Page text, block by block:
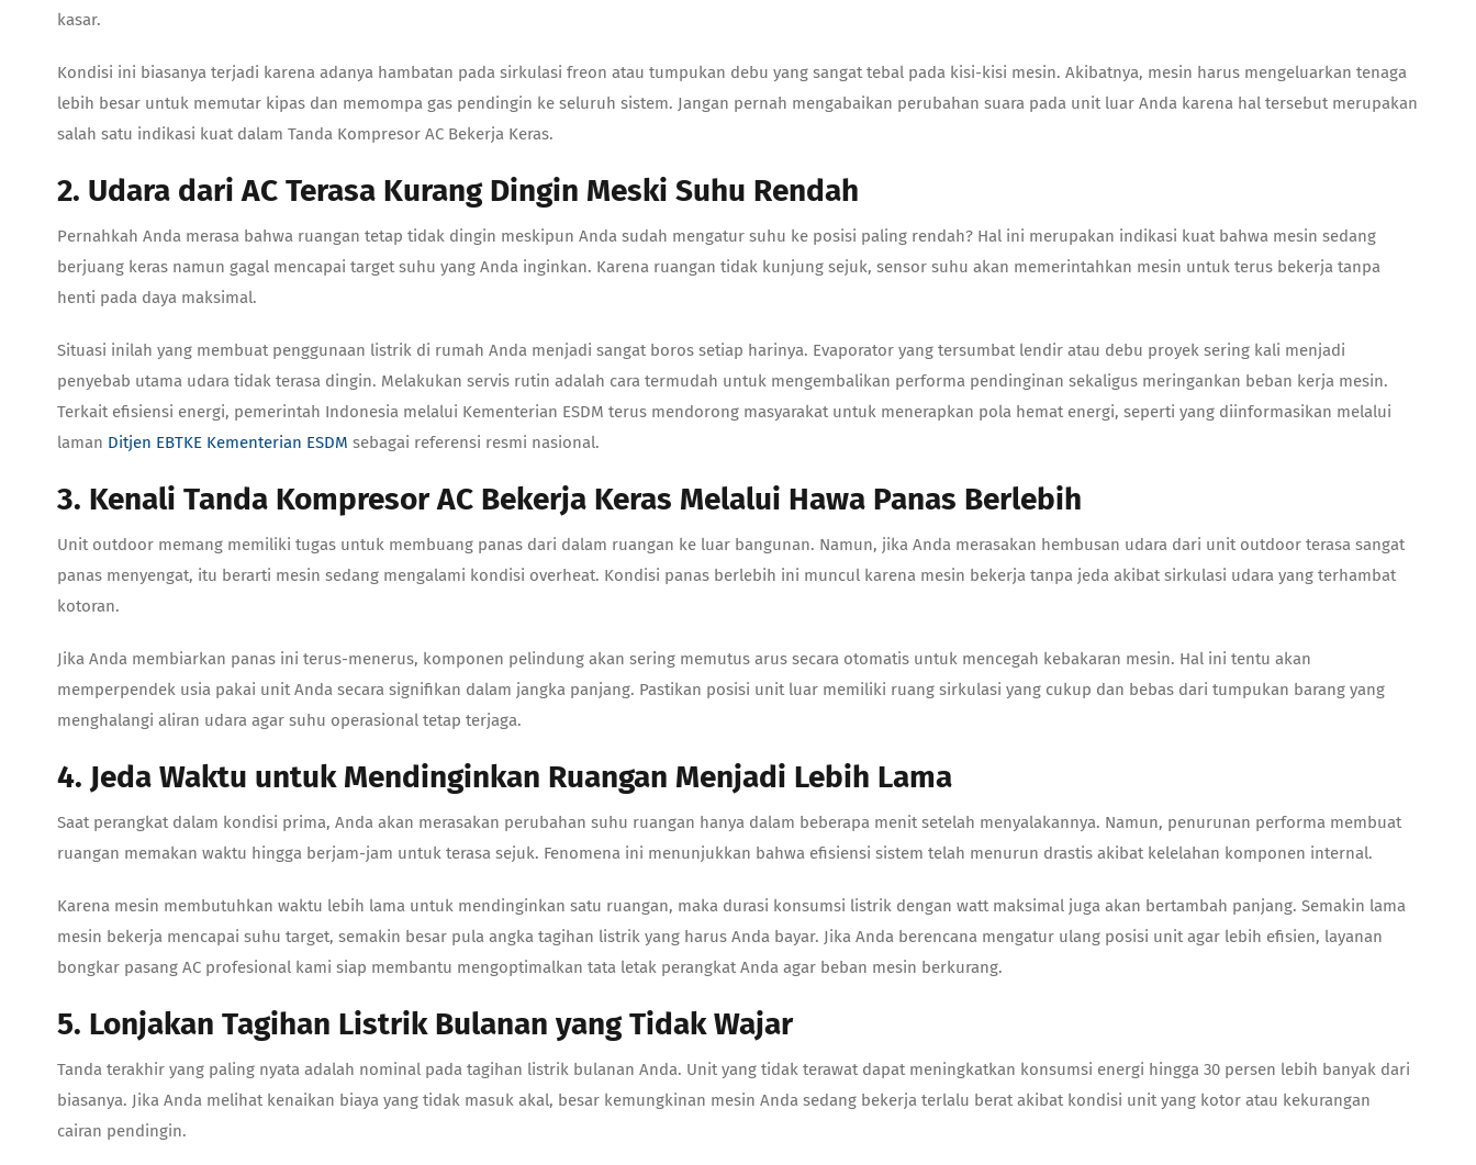
kasar.
Kondisi ini biasanya terjadi karena adanya hambatan pada sirkulasi freon atau tumpukan debu yang sangat tebal pada kisi-kisi mesin. Akibatnya, mesin harus mengeluarkan tenaga
lebih besar untuk memutar kipas dan memompa gas pendingin ke seluruh sistem. Jangan pernah mengabaikan perubahan suara pada unit luar Anda karena hal tersebut merupakan
salah satu indikasi kuat dalam Tanda Kompresor AC Bekerja Keras.
2. Udara dari AC Terasa Kurang Dingin Meski Suhu Rendah
Pernahkah Anda merasa bahwa ruangan tetap tidak dingin meskipun Anda sudah mengatur suhu ke posisi paling rendah? Hal ini merupakan indikasi kuat bahwa mesin sedang
berjuang keras namun gagal mencapai target suhu yang Anda inginkan. Karena ruangan tidak kunjung sejuk, sensor suhu akan memerintahkan mesin untuk terus bekerja tanpa
henti pada daya maksimal.
Situasi inilah yang membuat penggunaan listrik di rumah Anda menjadi sangat boros setiap harinya. Evaporator yang tersumbat lendir atau debu proyek sering kali menjadi
penyebab utama udara tidak terasa dingin. Melakukan servis rutin adalah cara termudah untuk mengembalikan performa pendinginan sekaligus meringankan beban kerja mesin.
Terkait efisiensi energi, pemerintah Indonesia melalui Kementerian ESDM terus mendorong masyarakat untuk menerapkan pola hemat energi, seperti yang diinformasikan melalui
laman Ditjen EBTKE Kementerian ESDM sebagai referensi resmi nasional.
3. Kenali Tanda Kompresor AC Bekerja Keras Melalui Hawa Panas Berlebih
Unit outdoor memang memiliki tugas untuk membuang panas dari dalam ruangan ke luar bangunan. Namun, jika Anda merasakan hembusan udara dari unit outdoor terasa sangat
panas menyengat, itu berarti mesin sedang mengalami kondisi overheat. Kondisi panas berlebih ini muncul karena mesin bekerja tanpa jeda akibat sirkulasi udara yang terhambat
kotoran.
Jika Anda membiarkan panas ini terus-menerus, komponen pelindung akan sering memutus arus secara otomatis untuk mencegah kebakaran mesin. Hal ini tentu akan
memperpendek usia pakai unit Anda secara signifikan dalam jangka panjang. Pastikan posisi unit luar memiliki ruang sirkulasi yang cukup dan bebas dari tumpukan barang yang
menghalangi aliran udara agar suhu operasional tetap terjaga.
4. Jeda Waktu untuk Mendinginkan Ruangan Menjadi Lebih Lama
Saat perangkat dalam kondisi prima, Anda akan merasakan perubahan suhu ruangan hanya dalam beberapa menit setelah menyalakannya. Namun, penurunan performa membuat
ruangan memakan waktu hingga berjam-jam untuk terasa sejuk. Fenomena ini menunjukkan bahwa efisiensi sistem telah menurun drastis akibat kelelahan komponen internal.
Karena mesin membutuhkan waktu lebih lama untuk mendinginkan satu ruangan, maka durasi konsumsi listrik dengan watt maksimal juga akan bertambah panjang. Semakin lama
mesin bekerja mencapai suhu target, semakin besar pula angka tagihan listrik yang harus Anda bayar. Jika Anda berencana mengatur ulang posisi unit agar lebih efisien, layanan
bongkar pasang AC profesional kami siap membantu mengoptimalkan tata letak perangkat Anda agar beban mesin berkurang.
5. Lonjakan Tagihan Listrik Bulanan yang Tidak Wajar
Tanda terakhir yang paling nyata adalah nominal pada tagihan listrik bulanan Anda. Unit yang tidak terawat dapat meningkatkan konsumsi energi hingga 30 persen lebih banyak dari
biasanya. Jika Anda melihat kenaikan biaya yang tidak masuk akal, besar kemungkinan mesin Anda sedang bekerja terlalu berat akibat kondisi unit yang kotor atau kekurangan
cairan pendingin.